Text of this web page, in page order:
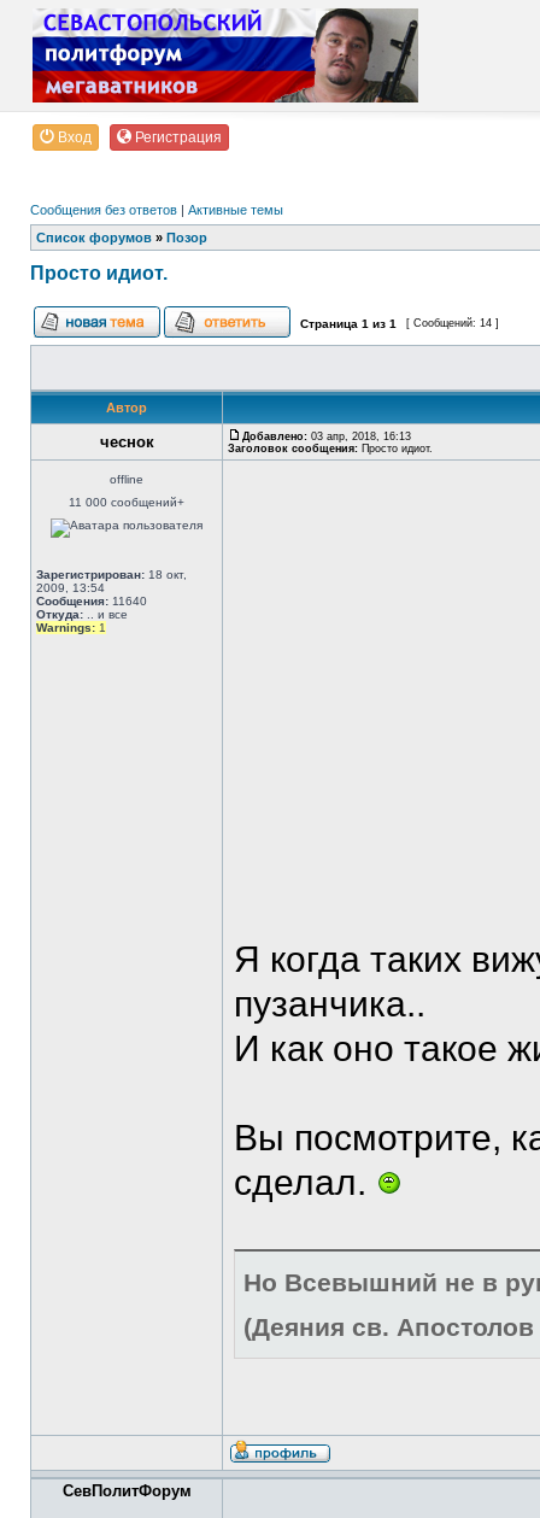
Вход Регистрация
Сообщения без ответов | Активные темы
Список форумов » Позор
Просто идиот.
Страница 1 из 1 [ Сообщений: 14 ]
Автор
чеснок Добавлено: 03 апр, 2018, 16:13
Заголовок сообщения: Просто идиот.
offline
11 000 сообщений+
Зарегистрирован: 18 окт,
2009, 13:54
Сообщения: 11640
Откуда: .. и все
Warnings: 1
Я когда таких
пузанчика..
И как оно такое
Вы посмотрите,
сделал.
Но Всевышний не в
(Деяния св. Апостолов
СевПолитФорум